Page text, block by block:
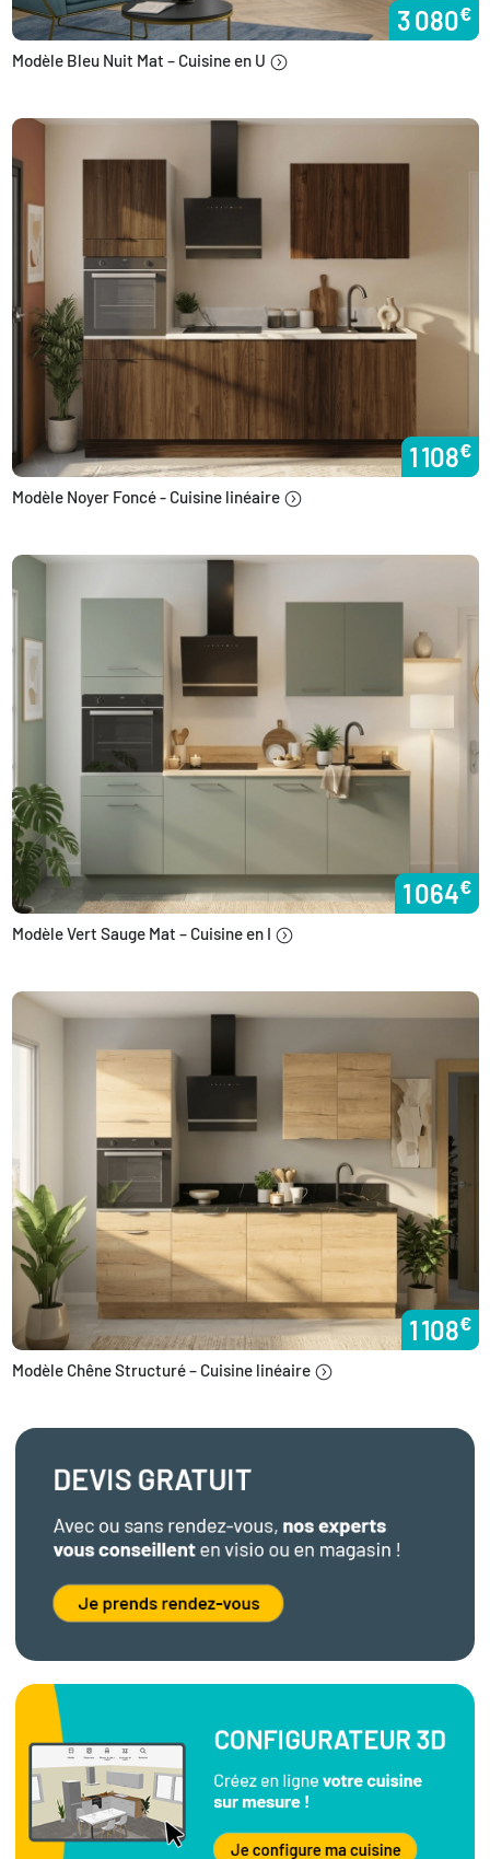
3 080€
Modèle Bleu Nuit Mat – Cuisine en U
1 108€
Modèle Noyer Foncé - Cuisine linéaire
1 064€
Modèle Vert Sauge Mat – Cuisine en I
1 108€
Modèle Chêne Structuré – Cuisine linéaire